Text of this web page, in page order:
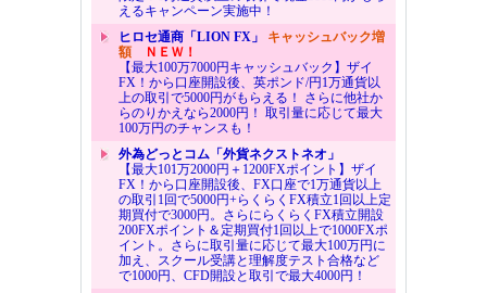
えるキャンペーン実施中！
ヒロセ通商「LION FX」 キャッシュバック増
額ＮＥＷ！
【最大100万7000円キャッシュバック】ザイ
FX！から口座開設後、英ポンド/円1万通貨以
上の取引で5000円がもらえる！ さらに他社か
らのりかえなら2000円！ 取引量に応じて最大
100万円のチャンスも！
外為どっとコム「外貨ネクストネオ」
【最大101万2000円＋1200FXポイント】ザイ
FX！から口座開設後、FX口座で1万通貨以上
の取引1回で5000円+らくらくFX積立1回以上定
期買付で3000円。さらにらくらくFX積立開設
200FXポイント＆定期買付1回以上で1000FXポ
イント。さらに取引量に応じて最大100万円に
加え、スクール受講と理解度テスト合格など
で1000円、CFD開設と取引で最大4000円！